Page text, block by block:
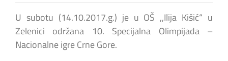
U subotu (14.10.2017.g.) je u OŠ ,,Ilija Kišić“ u
Zelenici održana 10. Specijalna Olimpijada –
Nacionalne igre Crne Gore.